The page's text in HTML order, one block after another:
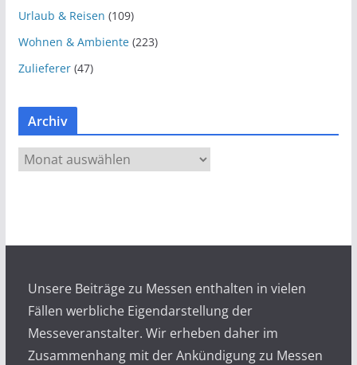
Urlaub & Reisen (109)
Wohnen & Ambiente(223)
Zulieferer(47)
Archiv
r
Unsere Beiträge zu Messen enthalten in vielen
Fällen werbliche Eigendarstellung der
Messeveranstalter. Wir erheben daher im
Zusammenhang mit der Ankündigung zu Messen